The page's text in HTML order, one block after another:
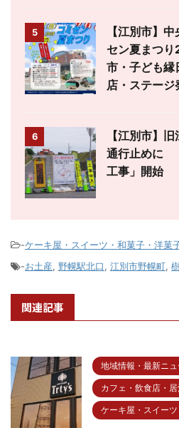
5
【江別市】
セン夏まつ
市・子ども縁
店・ステージ
6
【江別市】
通行止めに
工事」開始
-ケーキ屋・スイーツ・和菓子・洋菓
-お土産, 野幌駅北口, 江別市野幌町,
関連記事
地域情報・最新ニュ
カフェ・飲食店・居
ケーキ屋・スイー